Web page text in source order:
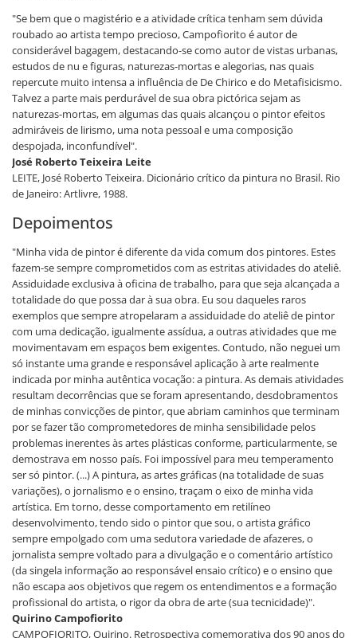
"Se bem que o magistério e a atividade crítica tenham sem dúvida
roubado ao artista tempo precioso, Campofiorito é autor de
considerável bagagem, destacando-se como autor de vistas urbanas,
estudos de nu e figuras, naturezas-mortas e alegorias, nas quais
repercute muito intensa a influência de De Chirico e do Metafisicismo.
Talvez a parte mais perdurável de sua obra pictórica sejam as
naturezas-mortas, em algumas das quais alcançou o pintor efeitos
admiráveis de lirismo, uma nota pessoal e uma composição
despojada, inconfundível".
José Roberto Teixeira Leite
LEITE, José Roberto Teixeira. Dicionário crítico da pintura no Brasil. Rio
de Janeiro: Artlivre, 1988.
Depoimentos
"Minha vida de pintor é diferente da vida comum dos pintores. Estes
fazem-se sempre comprometidos com as estritas atividades do ateliê.
Assiduidade exclusiva à oficina de trabalho, para que seja alcançada a
totalidade do que possa dar à sua obra. Eu sou daqueles raros
exemplos que sempre atropelaram a assiduidade do ateliê de pintor
com uma dedicação, igualmente assídua, a outras atividades que me
movimentavam em espaços bem exigentes. Contudo, não neguei um
só instante uma grande e responsável aplicação à arte realmente
indicada por minha autêntica vocação: a pintura. As demais atividades
resultam decorrências que se foram apresentando, desdobramentos
de minhas convicções de pintor, que abriam caminhos que terminam
por se fazer tão comprometedores de minha sensibilidade pelos
problemas inerentes às artes plásticas conforme, particularmente, se
demostrava em nosso país. Foi impossível para meu temperamento
ser só pintor. (...) A pintura, as artes gráficas (na totalidade de suas
variações), o jornalismo e o ensino, traçam o eixo de minha vida
artística. Em torno, desse comportamento em retilíneo
desenvolvimento, tendo sido o pintor que sou, o artista gráfico
sempre empolgado com uma sedutora variedade de afazeres, o
jornalista sempre voltado para a divulgação e o comentário artístico
(da singela informação ao responsável ensaio crítico) e o ensino que
não escapa aos objetivos que regem os entendimentos e a formação
profissional do artista, o rigor da obra de arte (sua tecnicidade)".
Quirino Campofiorito
CAMPOFIORITO, Quirino. Retrospectiva comemorativa dos 90 anos do